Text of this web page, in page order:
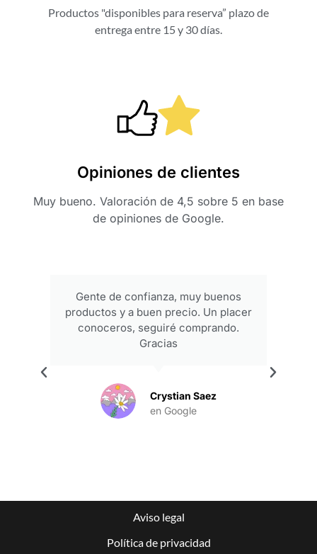
Productos "disponibles para reserva” plazo de
entrega entre 15 y 30 días.
Opiniones de clientes
Muy bueno. Valoración de 4,5 sobre 5 en base
de opiniones de Google.
Gente de confianza, muy buenos
productos y a buen precio. Un placer
conoceros, seguiré comprando.
Gracias
Crystian Saez
en Google
Aviso legal
Política de privacidad